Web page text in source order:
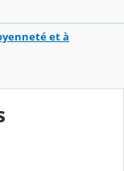
et à